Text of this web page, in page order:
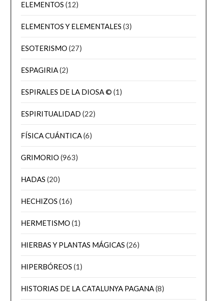
ELEMENTOS (12)
ELEMENTOS Y ELEMENTALES (3)
ESOTERISMO (27)
ESPAGIRIA(2)
ESPIRALES DE LA DIOSA © (1)
ESPIRITUALIDAD (22)
FÍSICA CUÁNTICA(6)
GRIMORIO (963)
HADAS (20)
HECHIZOS (16)
HERMETISMO (1)
HIERBAS Y PLANTAS MÁGICAS (26)
HIPERBÓREOS (1)
HISTORIAS DE LA CATALUNYA PAGANA(8)